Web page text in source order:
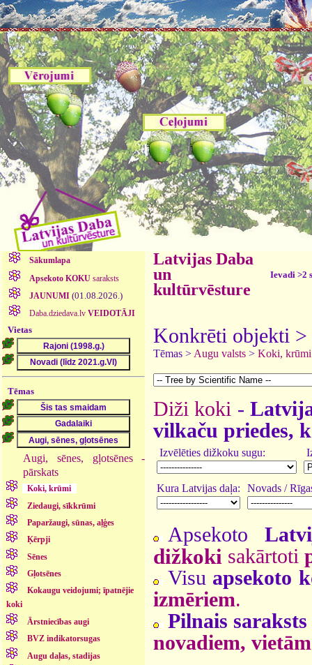
Sākumlapa
Apsekoto KOKUsaraksts
JAUNUMI (01.08.2026.)
Daba.dziedava.lv VEIDOTĀJI
Vietas
Tēmas
Augi, sēnes, gļotsēnes -
pārskats
Koki, krūmi
Ziedaugi, sīkkrūmi
Paparžaugi, sūnas, aļģes
Ķērpji
Sēnes
Gļotsēnes
Kokaugu veidojumi; īpatnējie
koki
Ārstniecības augi
BVZ indikatorsugas
Augu daļas, stadijas
Latvijas Daba
un
kultūrvēsture
Ievadi >2
Konkrēti objekti >
Tēmas > Augu valsts > Koki, krūmi
Diži koki -
vilkaču priedes,
Izvēlēties dižkoku sugu:
Kura Latvijas daļa: Novads /
Apsekoto
dižkoki sakārtoti
Visu apsekoto
izmēriem.
Pilnais
novadiem, vietām